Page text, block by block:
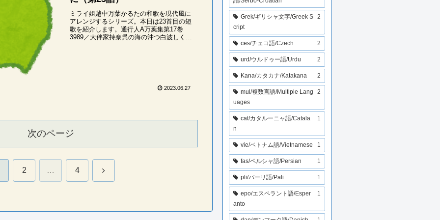
ミライ姐越中万葉かるたの和歌を現代風に
アレンジするシリーズ。本日は23首目の短
歌を紹介します。通行人A万葉集第17巻
3989／大伴家持奈呉の海の沖つ白波しくし
2023.06.27
次のページ
2 … 4 次
Grek/ギリシャ文字/Greek S
cript
2
ces/チェコ語/Czech 2
urd/ウルドゥー語/Urdu 2
Kana/カタカナ/Katakana 2
mul/複数言語/Multiple Lang
uages
2
cat/カタルーニャ語/Catala
n
1
vie/ベトナム語/Vietnamese 1
fas/ペルシャ語/Persian 1
pli/パーリ語/Pali 1
epo/エスペラント語/Esper
anto
1